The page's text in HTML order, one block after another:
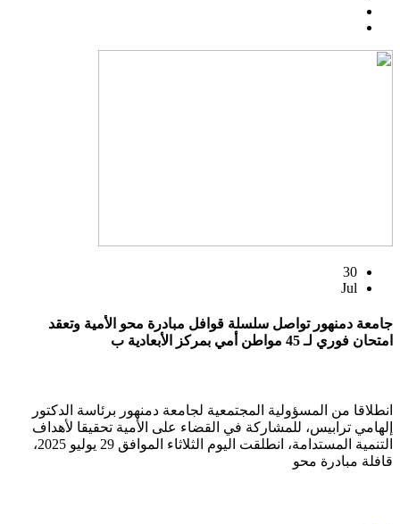
30
Jul
جامعة دمنهور تواصل سلسلة قوافل مبادرة محو الأمية وتعقد
امتحان فوري لـ 45 مواطن أمي بمركز الأبعادية ب
انطلاقا من المسؤولية المجتمعية لجامعة دمنهور برئاسة الدكتور
إلهامي ترابيس، للمشاركة في القضاء على الأمية تحقيقا لأهداف
التنمية المستدامة، انطلقت اليوم الثلاثاء الموافق 29 يوليو 2025،
قافلة مبادرة محو